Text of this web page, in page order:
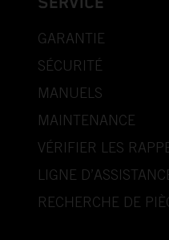
GARANTIE
SÉCURITÉ
MANUELS
MAINTENANCE
VÉRIFIER LES
LIGNE
RECHERCHE DE